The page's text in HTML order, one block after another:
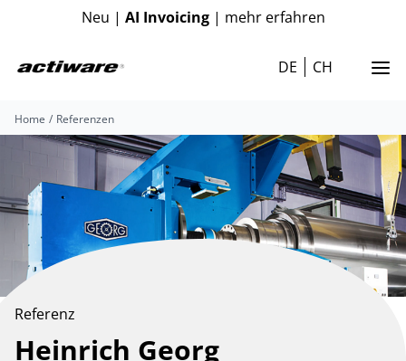
Neu | AI Invoicing| mehr erfahren
DE CH
Referenz
Heinrich Georg
Home Referenzen